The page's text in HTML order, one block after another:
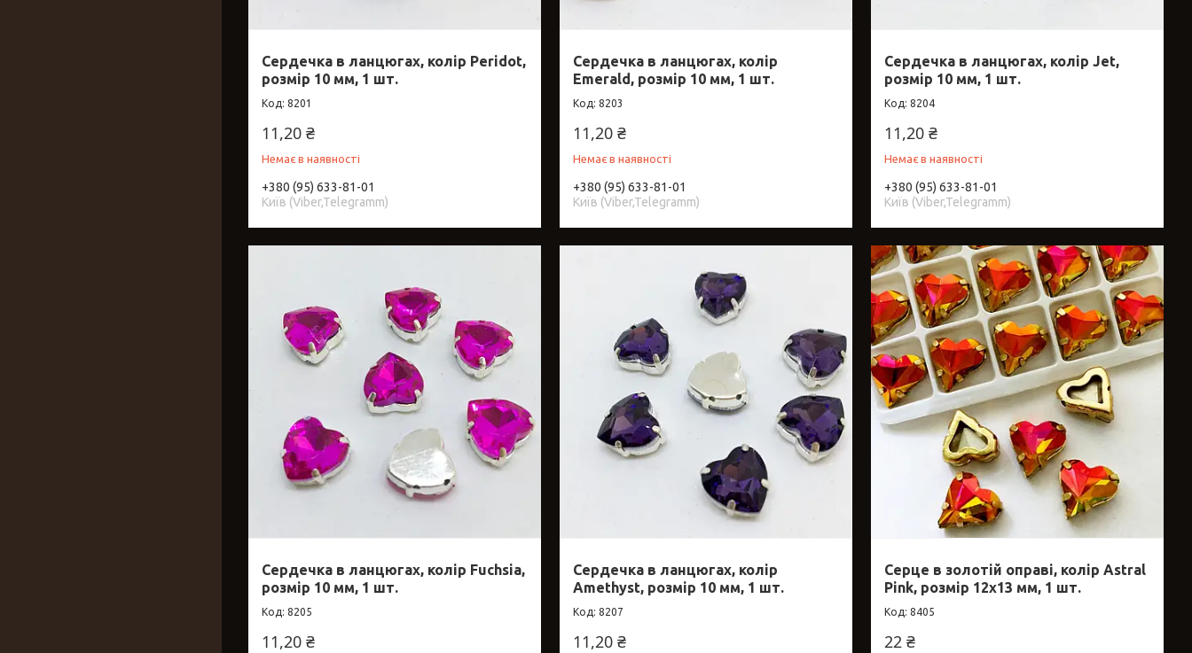
Сердечка в ланцюгах, колір Peridot,
розмір 10 мм, 1 шт.
8201
11,20 ₴
Немає в наявності
+380 (95) 633-81-01
Київ (Viber,Telegramm)
Сердечка в ланцюгах, колір
Emerald, розмір 10 мм, 1 шт.
8203
11,20 ₴
Немає в наявності
+380 (95) 633-81-01
Київ (Viber,Telegramm)
Сердечка в ланцюгах, колір Jet,
розмір 10 мм, 1 шт.
8204
11,20 ₴
Немає в наявності
+380 (95) 633-81-01
Київ (Viber,Telegramm)
Сердечка в ланцюгах, колір Fuchsia,
розмір 10 мм, 1 шт.
8205
11,20 ₴
Сердечка в ланцюгах, колір
Amethyst, розмір 10 мм, 1 шт.
8207
11,20 ₴
Серце в золотій оправі, колір Astral
Pink, розмір 12x13 мм, 1 шт.
8405
22 ₴